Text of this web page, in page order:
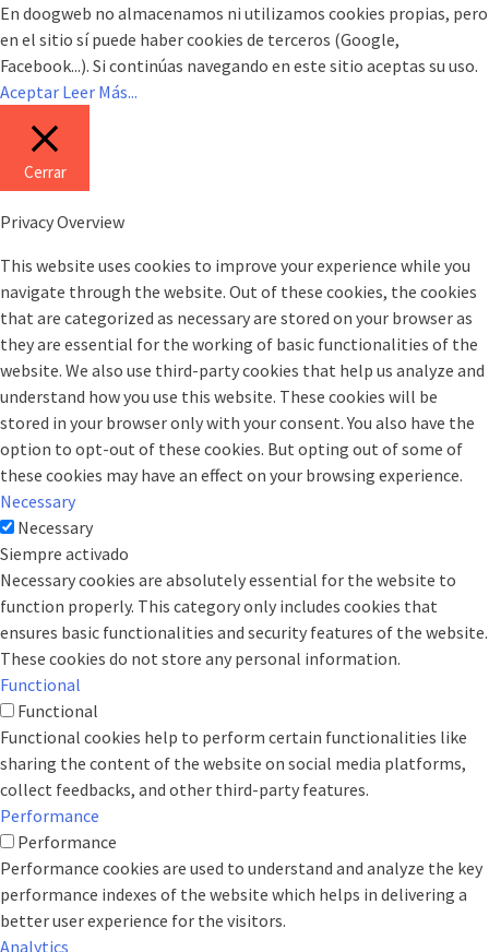
En doogweb no almacenamos ni utilizamos cookies propias, pero
en el sitio sí puede haber cookies de terceros (Google,
Facebook...). Si continúas navegando en este sitio aceptas su uso.
Aceptar Leer Más...
Cerrar
Privacy Overview
This website uses cookies to improve your experience while you
navigate through the website. Out of these cookies, the cookies
that are categorized as necessary are stored on your browser as
they are essential for the working of basic functionalities of the
website. We also use third-party cookies that help us analyze and
understand how you use this website. These cookies will be
stored in your browser only with your consent. You also have the
option to opt-out of these cookies. But opting out of some of
these cookies may have an effect on your browsing experience.
Necessary
Necessary
Siempre activado
Necessary cookies are absolutely essential for the website to
function properly. This category only includes cookies that
ensures basic functionalities and security features of the website.
These cookies do not store any personal information.
Functional
Functional
Functional cookies help to perform certain functionalities like
sharing the content of the website on social media platforms,
collect feedbacks, and other third-party features.
Performance
Performance
Performance cookies are used to understand and analyze the key
performance indexes of the website which helps in delivering a
better user experience for the visitors.
Analytics